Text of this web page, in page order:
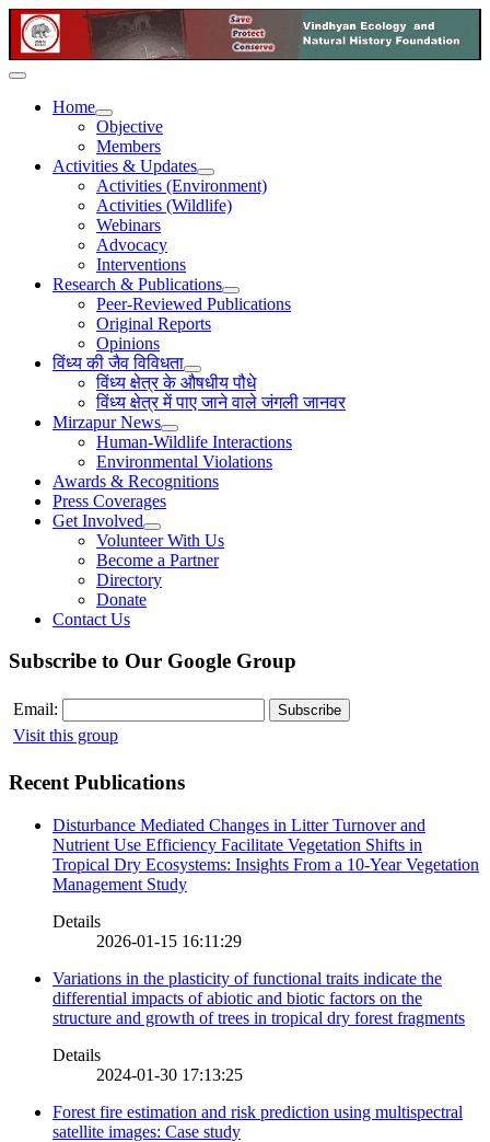
Home
Objective
Members
Activities & Updates
Activities (Environment)
Activities (Wildlife)
Webinars
Advocacy
Interventions
Research & Publications
Peer-Reviewed Publications
Original Reports
Opinions
विंध्य की जैव विविधता
विंध्य क्षेत्र के औषधीय पौधे
विंध्य क्षेत्र में पाए जाने वाले जंगली जानवर
Mirzapur News
Human-Wildlife Interactions
Environmental Violations
Awards & Recognitions
Press Coverages
Get Involved
Volunteer With Us
Become a Partner
Directory
Donate
Contact Us
Subscribe to Our Google Group
Email:
Visit this group
Recent Publications
Disturbance Mediated Changes in Litter Turnover and
Nutrient Use Efficiency Facilitate Vegetation Shifts in
Tropical Dry Ecosystems: Insights From a 10-Year Vegetation
Management Study
Details
2026-01-15 16:11:29
Variations in the plasticity of functional traits indicate the
differential impacts of abiotic and biotic factors on the
structure and growth of trees in tropical dry forest fragments
Details
2024-01-30 17:13:25
Forest fire estimation and risk prediction using multispectral
satellite images: Case study